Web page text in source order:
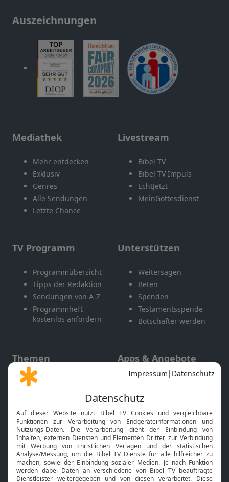
Auszeichnungen
Mediathek
Mehr entdecken
Exklusiv
Genres
Alle Sendungen
Letzte Chance
Livestream
Bibel TV
Bibel TV Impuls
EchtJetzt
MeinGottesdienst
TV Programm
Programmübersicht
Tipps der Redaktion
Sendungen von A-Z
Programmheft
kostenlos anfordern
Unterstützen
Weitersagen
Beten
Spenden
Testamentsspende
Botschafter werden
Themen
Gott und Bibel erklärt
Neuigkeiten
Apps & Angebote
Mobile App
Smart TV
HbbTV
Bibelthek Online-Bibel
Nächster Gottesdienst